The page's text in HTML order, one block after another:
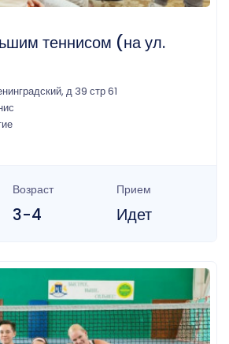
теннисом (на ул.
д 39 стр 61
Возраст
3-4
Прием
Идет